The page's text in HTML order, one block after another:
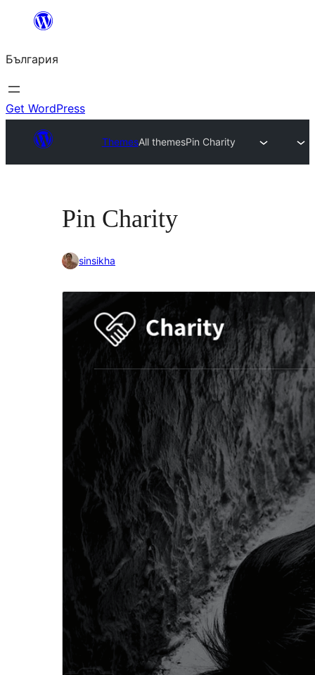
България
Get WordPress
ThemesAll themesPin Charity
Pin Charity
sinsikha